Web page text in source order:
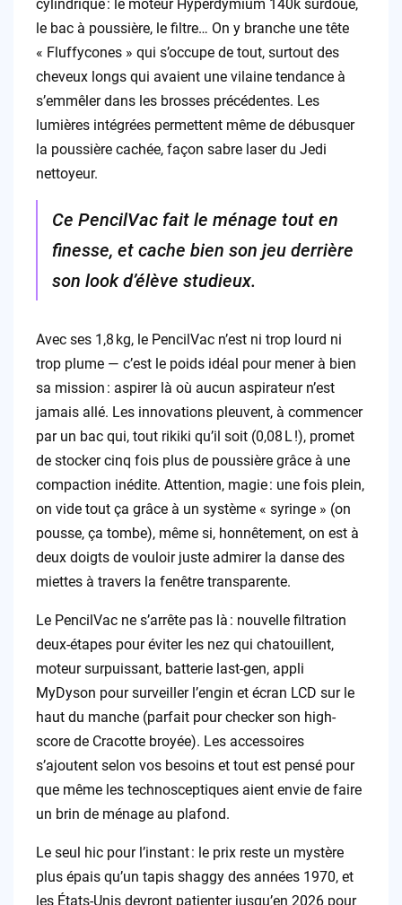
cylindrique : le moteur Hyperdymium 140k surdoué,
le bac à poussière, le filtre… On y branche une tête
« Fluffycones » qui s’occupe de tout, surtout des
cheveux longs qui avaient une vilaine tendance à
s’emmêler dans les brosses précédentes. Les
lumières intégrées permettent même de débusquer
la poussière cachée, façon sabre laser du Jedi
nettoyeur.
Ce PencilVac fait le ménage tout en
finesse, et cache bien son jeu derrière
son look d’élève studieux.
Avec ses 1,8 kg, le PencilVac n’est ni trop lourd ni
trop plume — c’est le poids idéal pour mener à bien
sa mission : aspirer là où aucun aspirateur n’est
jamais allé. Les innovations pleuvent, à commencer
par un bac qui, tout rikiki qu’il soit (0,08 L !), promet
de stocker cinq fois plus de poussière grâce à une
compaction inédite. Attention, magie : une fois plein,
on vide tout ça grâce à un système « syringe » (on
pousse, ça tombe), même si, honnêtement, on est à
deux doigts de vouloir juste admirer la danse des
miettes à travers la fenêtre transparente.
Le PencilVac ne s’arrête pas là : nouvelle filtration
deux-étapes pour éviter les nez qui chatouillent,
moteur surpuissant, batterie last-gen, appli
MyDyson pour surveiller l’engin et écran LCD sur le
haut du manche (parfait pour checker son high-
score de Cracotte broyée). Les accessoires
s’ajoutent selon vos besoins et tout est pensé pour
que même les technosceptiques aient envie de faire
un brin de ménage au plafond.
Le seul hic pour l’instant : le prix reste un mystère
plus épais qu’un tapis shaggy des années 1970, et
les États-Unis devront patienter jusqu’en 2026 pour